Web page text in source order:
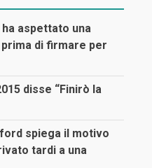
aspettato una
di firmare per
disse “Finirò la
spiega il motivo
tardi a una